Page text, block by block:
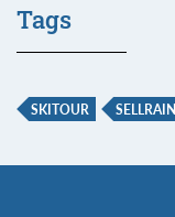
Tags
SKITOUR SELLRAIN